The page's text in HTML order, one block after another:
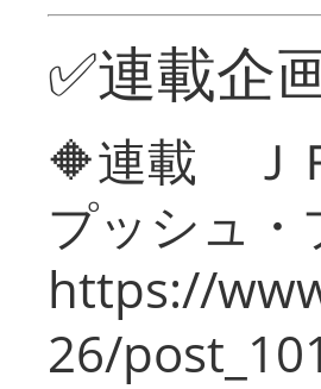
✅連載企
🔶連載 Ｊ
プッシュ・
https://
26/